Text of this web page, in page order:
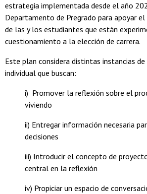
estrategia implementada desde el año
Departamento de Pregrado para apoyar
de las y los estudiantes que están
cuestionamiento a la elección de carrera.
Este plan considera distintas instancias
individual que buscan:
i) Promover la reflexión sobre el
viviendo
ii) Entregar información necesaria
decisiones
iii) Introducir el concepto de
central en la reflexión
iv) Propiciar un espacio de